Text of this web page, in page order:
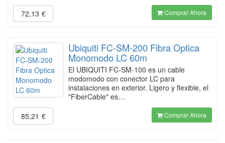
72,13 € Comprar Ahora
Ubiquiti FC-SM-200 Fibra Optica
Monomodo LC 60m
El UBIQUITI FC-SM-100 es un cable
modomodo con conector LC para
instalaciones en exterior. Ligero y flexible, el
"FiberCable" es…
85,21 € Comprar Ahora